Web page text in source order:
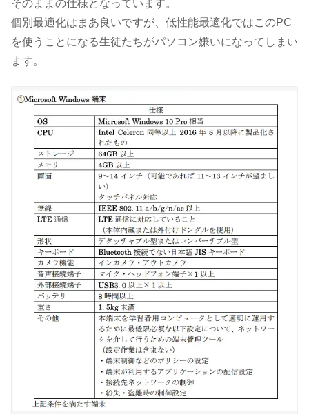
そのままの仕様となっています。
個別最適化はまあ良いですが、低性能最適化ではこのPC
を使うことになる生徒たちがパソコン嫌いになってしまい
ます。